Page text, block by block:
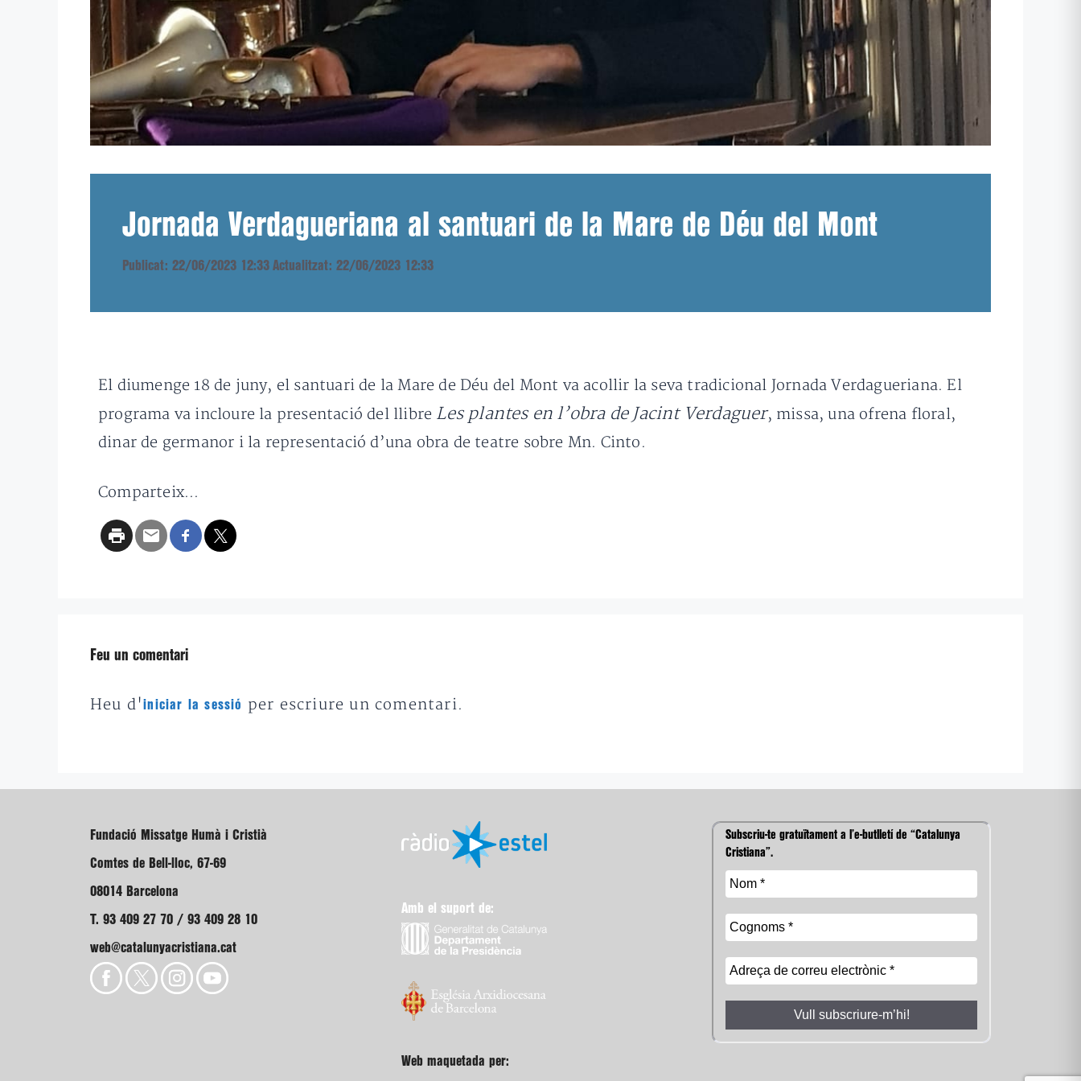
Jornada Verdagueriana al santuari de la Mare de Déu del Mont
Publicat: 22/06/2023 12:33 Actualitzat: 22/06/2023 12:33
El diumenge 18 de juny, el santuari de la Mare de Déu del Mont va acollir la seva tradicional Jornada Verdagueriana. El
programa va incloure la presentació del llibre Les plantes en l’obra de Jacint Verdaguer, missa, una ofrena floral,
dinar de germanor i la representació d’una obra de teatre sobre Mn. Cinto.
Comparteix...
Feu un comentari
Heu d'iniciar la sessió per escriure un comentari.
Fundació Missatge Humà i Cristià
Comtes de Bell-lloc, 67-69
08014 Barcelona
T. 93 409 27 70 / 93 409 28 10
web@catalunyacristiana.cat
Amb el suport de:
Web maquetada per:
Subscriu-te gratuïtament a l’e-butlletí de “Catalunya
Cristiana”.